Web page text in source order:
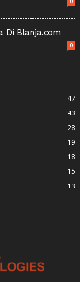
Di Blanja.com
0
47
43
28
19
18
15
13